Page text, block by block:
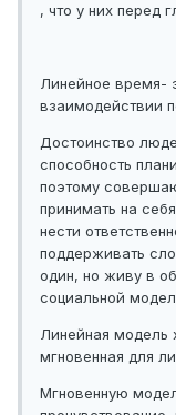
, что у них перед
Линейное время-
взаимодействии
Достоинство
способность
поэтому
принимать на
нести
поддерживать
один, но живу в
социальной
Линейная модель
мгновенная для
Мгновенную